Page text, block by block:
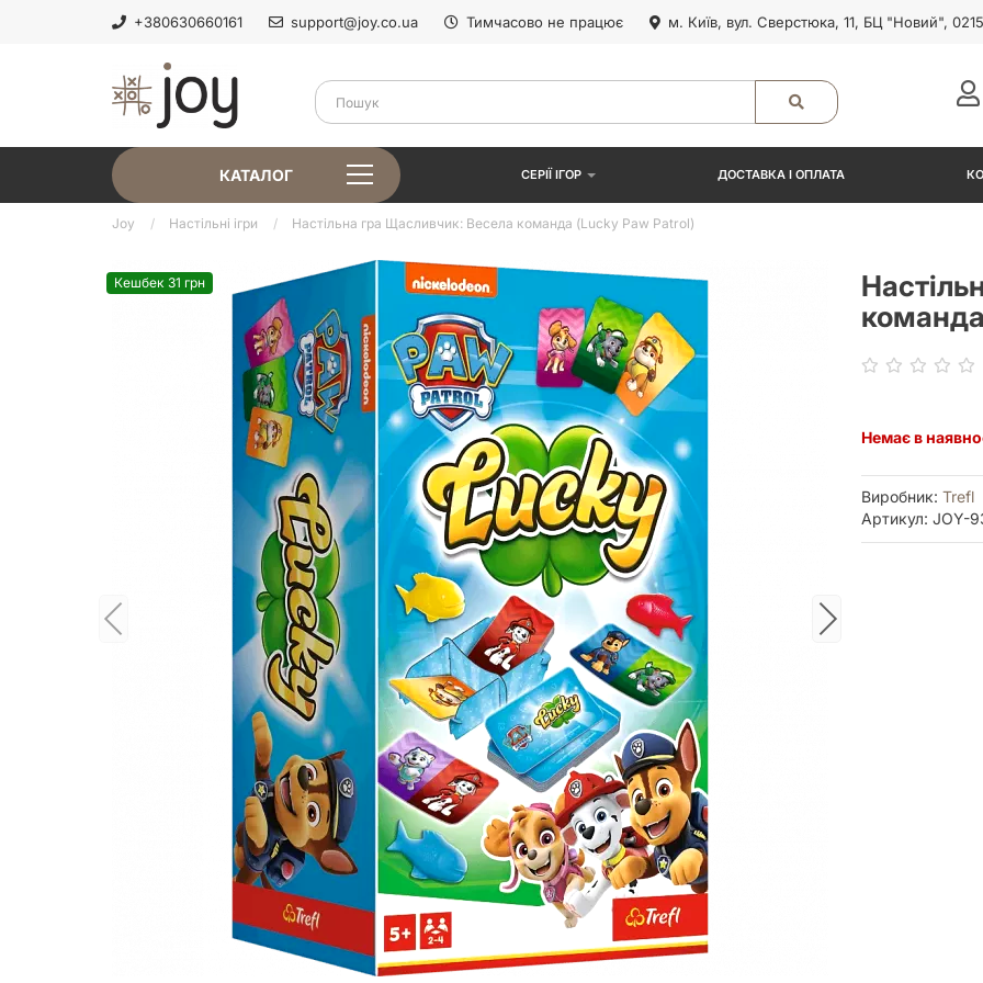
+380630660161 support@joy.co.ua Тимчасово не працює м. Київ, вул. Сверстюка, 11, БЦ "Новий",
КАТАЛОГ СЕРІЇ ІГОР ДОСТАВКА І ОПЛАТА
Joy Настільні ігри Настільна гра Щасливчик: Весела команда (Lucky Paw Patrol)
Кешбек 31 грн
Немає в
Виробник: Trefl
Артикул: JOY-